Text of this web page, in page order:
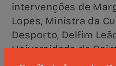
intervenções de
Lopes, Ministra da
Desporto, Delfim
Universidade de
Comunicação e